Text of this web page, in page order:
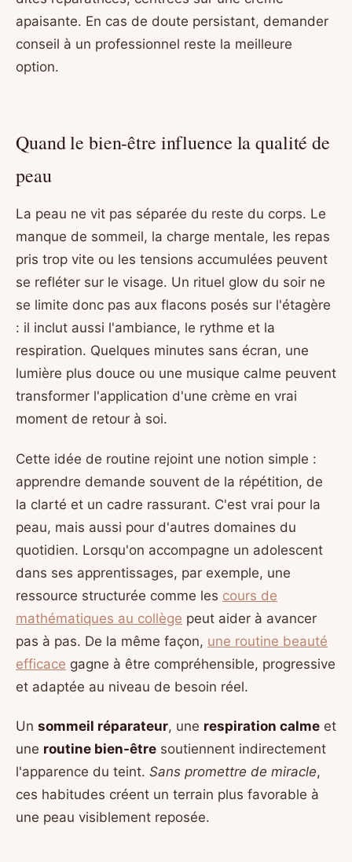
apaisante. En cas de doute persistant, demander
conseil à un professionnel reste la meilleure
option.
Quand le bien-être influence la qualité de
peau
La peau ne vit pas séparée du reste du corps. Le
manque de sommeil, la charge mentale, les repas
pris trop vite ou les tensions accumulées peuvent
se refléter sur le visage. Un rituel glow du soir ne
se limite donc pas aux flacons posés sur l'étagère
: il inclut aussi l'ambiance, le rythme et la
respiration. Quelques minutes sans écran, une
lumière plus douce ou une musique calme peuvent
transformer l'application d'une crème en vrai
moment de retour à soi.
Cette idée de routine rejoint une notion simple :
apprendre demande souvent de la répétition, de
la clarté et un cadre rassurant. C'est vrai pour la
peau, mais aussi pour d'autres domaines du
quotidien. Lorsqu'on accompagne un adolescent
dans ses apprentissages, par exemple, une
ressource structurée comme les cours de
mathématiques au collège peut aider à avancer
pas à pas. De la même façon, une routine beauté
efficace gagne à être compréhensible, progressive
et adaptée au niveau de besoin réel.
Un sommeil réparateur, une respiration calme et
une routine bien-être soutiennent indirectement
l'apparence du teint. Sans promettre de miracle,
ces habitudes créent un terrain plus favorable à
une peau visiblement reposée.